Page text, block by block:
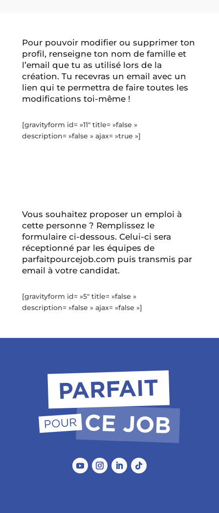
Pour pouvoir modifier ou supprimer ton
profil, renseigne ton nom de famille et
l’email que tu as utilisé lors de la
création. Tu recevras un email avec un
lien qui te permettra de faire toutes les
modifications toi-même !
[gravityform id= »11″ title= »false »
description= »false » ajax= »true »]
Vous souhaitez proposer un emploi à
cette personne ? Remplissez le
formulaire ci-dessous. Celui-ci sera
réceptionné par les équipes de
parfaitpourcejob.com puis transmis par
email à votre candidat.
[gravityform id= »5″ title= »false »
description= »false » ajax= »false »]